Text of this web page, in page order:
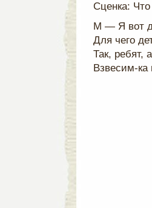
Сценка:
М — Я вот
Для чего
Так, ребят,
Взвесим-ка